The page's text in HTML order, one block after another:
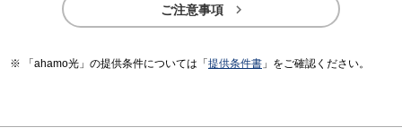
ご注意事項 
「ahamo光」の提供条件については「提供条件書 」をご確認ください。